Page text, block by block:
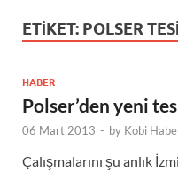
ETIKET: POLSER
HABER
Polser’den yeni
06 Mart 2013 - by Kobi
Çalışmalarını şu anlık